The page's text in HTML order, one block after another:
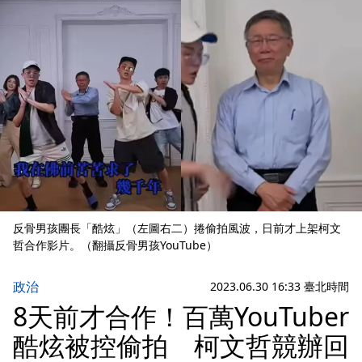
反骨男孩團長「酷炫」（左圖右二）捲偷拍風波，日前才上架柯文
哲合作影片。（翻攝反骨男孩YouTube）
政治 2023.06.30 16:33 臺北時間
8天前才合作！百萬YouTuber
酷炫被控偷拍 柯文哲競辦回